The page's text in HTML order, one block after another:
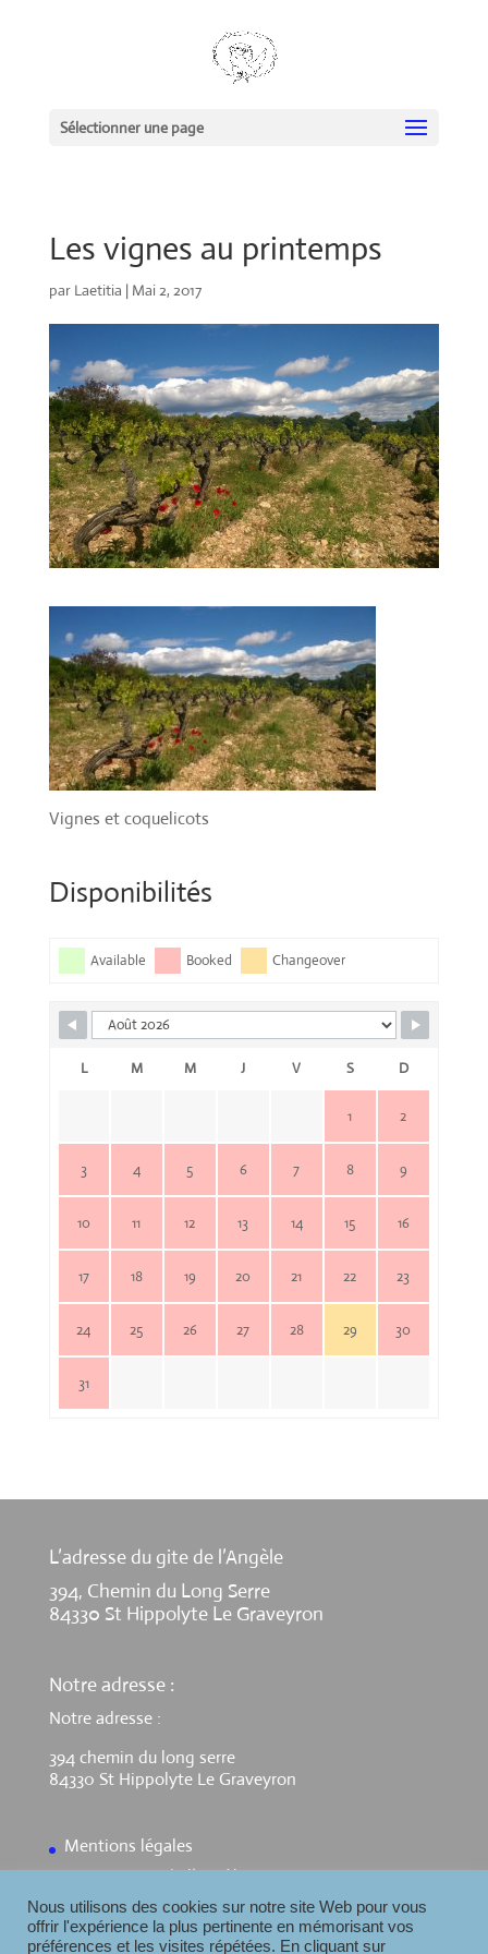
Sélectionner une page
Les vignes au printemps
par Laetitia | Mai 2, 2017
Vignes et coquelicots
Disponibilités
Available Booked Changeover
L M M J V S D
1 2
3 4 5 6 7 8 9
10 11 12 13 14 15 16
17 18 19 20 21 22 23
24 25 26 27 28 29 30
31
L’adresse du gite de l’Angèle
394, Chemin du Long Serre
84330 St Hippolyte Le Graveyron
Notre adresse :
Notre adresse :
394 chemin du long serre
84330 St Hippolyte Le Graveyron
Mentions légales
Contact Gite de l’Angèle
Nous utilisons des cookies sur notre site Web pour vous
offrir l'expérience la plus pertinente en mémorisant vos
préférences et les visites répétées. En cliquant sur